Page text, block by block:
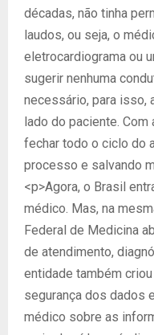
décadas, não tinha
laudos, ou seja, o
eletrocardiograma ou
sugerir nenhuma
necessário, para isso,
lado do paciente.
fechar todo o ciclo do
processo e salvando
<p>Agora, o Brasil
médico. Mas, na
Federal de Medicina
de atendimento,
entidade também
segurança dos dados
médico sobre as